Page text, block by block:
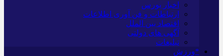
اخبار بورس
ارتباطات و فن آوری اطلاعات
اقتصاد بین الملل
آگهی های دولتی
تبلیغات
*ورزش